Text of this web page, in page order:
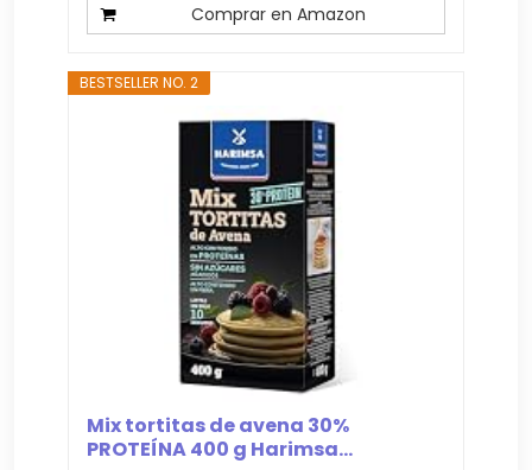
Comprar en Amazon
BESTSELLER NO. 2
Mix tortitas de avena 30%
PROTEÍNA 400 g Harimsa...